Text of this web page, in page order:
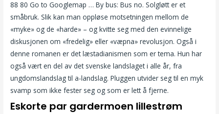
88 80 Go to Googlemap … By bus: Bus no. Solgløtt er et
småbruk. Slik kan man oppløse motsetningen mellom de
«myke» og de «harde» – og kvitte seg med den evinnelige
diskusjonen om «fredelig» eller «væpna» revolusjon. Også i
denne romanen er det læstadianismen som er tema. Hun har
også vært en del av det svenske landslaget i alle år, fra
ungdomslandslag til a-landslag. Pluggen utvider seg til en myk
svamp som ikke fester seg og som er lett å fjerne.
Eskorte par gardermoen lillestrøm